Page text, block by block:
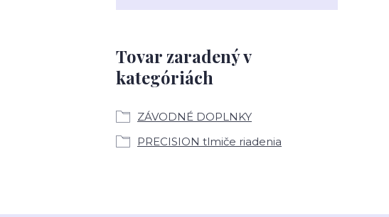
Tovar zaradený v
kategóriách
ZÁVODNÉ DOPLNKY
PRECISION tlmiče riadenia